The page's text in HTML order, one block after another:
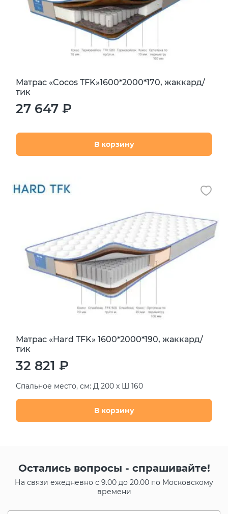
Матрас «Cocos TFK»1600*2000*170, жаккард/
тик
27 647 ₽
В корзину
Матрас «Hard TFK» 1600*2000*190, жаккард/
тик
32 821 ₽
Спальное место, см: Д 200 х Ш 160
В корзину
Остались вопросы - спрашивайте!
На связи ежедневно с 9.00 до 20.00 по Московскому
времени